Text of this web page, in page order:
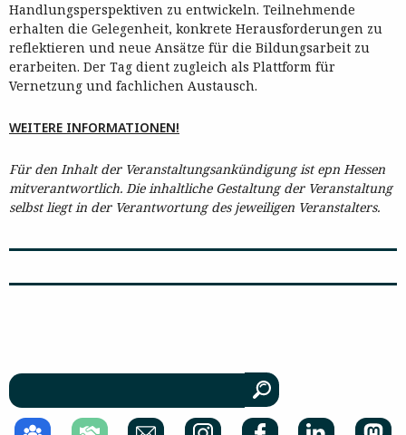
Handlungsperspektiven zu entwickeln. Teilnehmende
erhalten die Gelegenheit, konkrete Herausforderungen zu
reflektieren und neue Ansätze für die Bildungsarbeit zu
erarbeiten. Der Tag dient zugleich als Plattform für
Vernetzung und fachlichen Austausch.
WEITERE INFORMATIONEN!
Für den Inhalt der Veranstaltungsankündigung ist epn Hessen
mitverantwortlich. Die inhaltliche Gestaltung der Veranstaltung
selbst liegt in der Verantwortung des jeweiligen Veranstalters.